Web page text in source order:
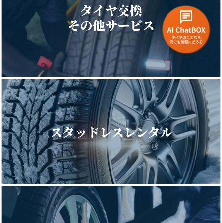
タイヤ交換
その他サービス
スタッドレスレンタル